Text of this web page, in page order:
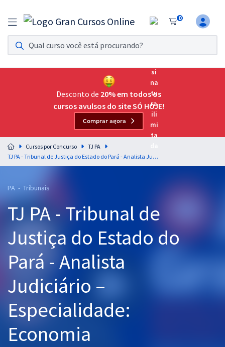
0
Assinatura Ilimitada 11
Acesso a todos os cursos. Teste grátis por 7 dias!
Assinatura OAB Até Passar
Acesso ilimitado a toda preparação para o Exame da
Residências Multiprofissionais
Preparação completa e intensiva para as principais
residências em saúde do Brasil
Cursos 20% OFF
Pós
Graduação
OAB
Questões grátis
Desconto de 20% em todos os
cursos avulsos do site SÓ HOJE!
Comprar agora
Cursos por Concurso
TJ PA
TJ PA - Tribunal de Justiça do Estado do Pará - Analista Judiciário – Especialidade: Economia
PA - Tribunais
TJ PA - Tribunal de
Justiça do Estado do
Pará - Analista
Judiciário –
Especialidade:
Economia